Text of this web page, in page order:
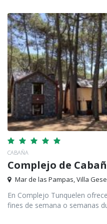
CABAÑA
Complejo de
Mar de las Pampas, Villa
En Complejo Tunquelen
fines de semana o semanas